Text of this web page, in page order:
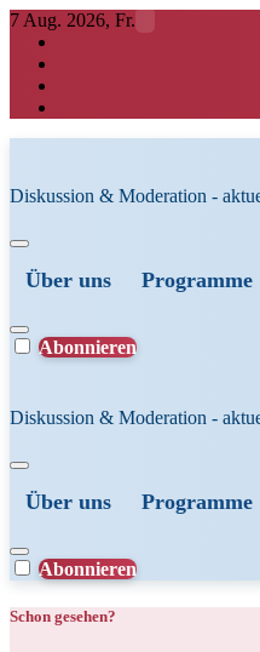
Zum
Inhalt
springen
7 Aug. 2026, Fr.
Diskussion & Moderation -
Über uns Programme
Abonnieren
Diskussion & Moderation -
Über uns Programme
Abonnieren
Schon gesehen?